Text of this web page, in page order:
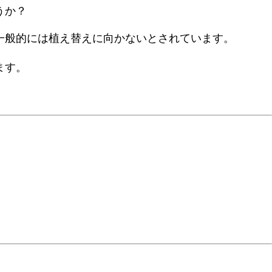
？
的には植え替えに向かないとされています。
。